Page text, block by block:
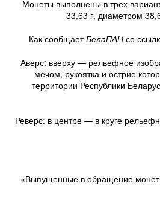
Монеты выполнены в трех
33,63 г, диаметром
Как сообщаетБелаПАНсо
Аверс: вверху — рельефное
мечом, рукоятка и острие
территории Республики
Реверс: в центре — в круге
«Выпущенные в обращение